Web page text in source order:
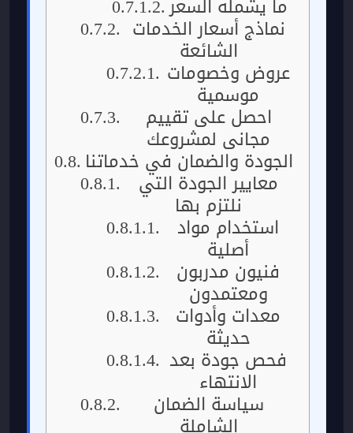
ما يشمله السعر
نماذج أسعار الخدمات
الشائعة
عروض وخصومات
موسمية
احصل على تقييم
مجاني لمشروعك
الجودة والضمان في خدماتنا
معايير الجودة التي
نلتزم بها
استخدام مواد
أصلية
فنيون مدربون
ومعتمدون
معدات وأدوات
حديثة
فحص جودة بعد
الانتهاء
سياسة الضمان